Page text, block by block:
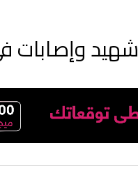
شهيد وإصابات